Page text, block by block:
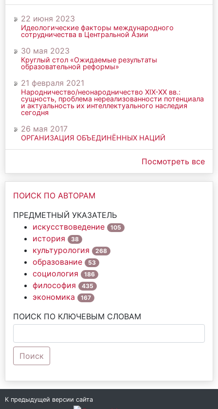
22 июня 2023
Идеологические факторы международного
сотрудничества в Центральной Азии
30 мая 2023
Круглый стол «Ожидаемые результаты
образовательной реформы»
21 февраля 2021
Народничество/неонародничество ХIХ-ХХ вв.:
сущность, проблема нереализованности потенциала
и актуальность их интеллектуального наследия
сегодня
26 мая 2017
ОРГАНИЗАЦИЯ ОБЪЕДИНЁННЫХ НАЦИЙ
Посмотреть все
ПОИСК ПО АВТОРАМ
ПРЕДМЕТНЫЙ УКАЗАТЕЛЬ
искусствоведение
105
история 38
культурология 268
образование 53
социология 186
философия 435
экономика 167
ПОИСК ПО КЛЮЧЕВЫМ СЛОВАМ
Поиск
К предыдущей версии сайта